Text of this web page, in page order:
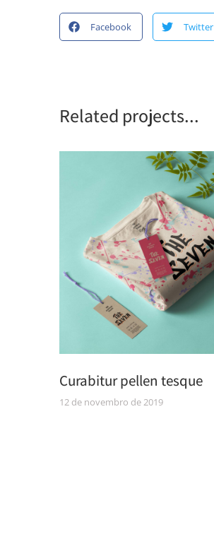
Facebook Twitter
Related projects...
Curabitur pellen tesque
12 de novembro de 2019